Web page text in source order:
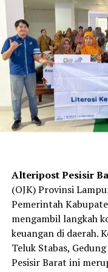
membutuhkan dana
melalui suatu
teknologi informasi)
“Investor akan
dividen atau bagi
yang dibagikan
“Investor yang
Nomor 57/POJK.04/
Melalui Layanan
Informasi (Securities
Sekdaprov Lampung
setiap investor yang
bisa membeli dan
saham, surat bukti
Alteripost Pesisir
(OJK) Provinsi
Pemerintah
mengambil langkah
keuangan di daerah.
Teluk Stabas,
Pesisir Barat ini